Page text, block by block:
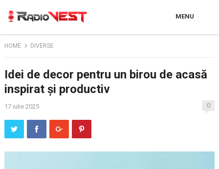
MENU
HOME DIVERSE
Idei de decor pentru un birou de acasă
inspirat și productiv
17 iulie 2025 0